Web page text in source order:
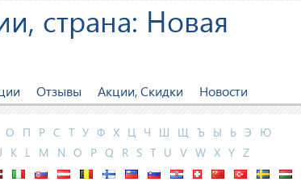
страна: Новая
Отзывы Акции, Скидки Новости
О П Р С Т У Ф Х Ц Ч Ш Щ Ъ Ы Ь Э
Ю
K L M N O P Q R S T U V W X Y Z